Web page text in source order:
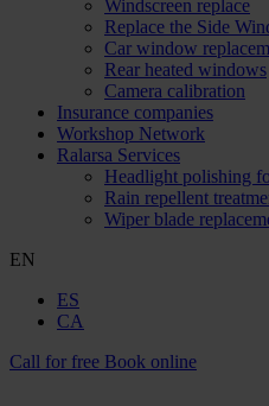
Windscreen replace
Replace the Side
Car window
Rear heated windows
Camera calibration
Insurance companies
Workshop Network
Ralarsa Services
Headlight polishing
Rain repellent
Wiper blade
EN
ES
CA
Call for free Book online